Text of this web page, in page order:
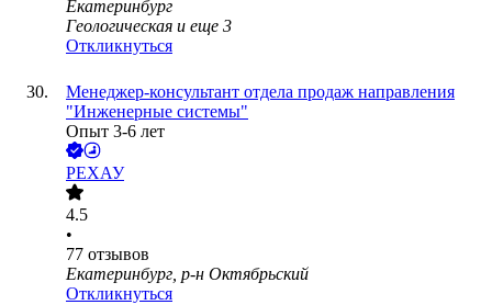
Екатеринбург
Геологическая и еще 3
Откликнуться
Менеджер-консультант отдела продаж направления
"Инженерные системы"
Опыт 3-6 лет
РЕХАУ
4.5
•
77 отзывов
Екатеринбург, р-н Октябрьский
Откликнуться